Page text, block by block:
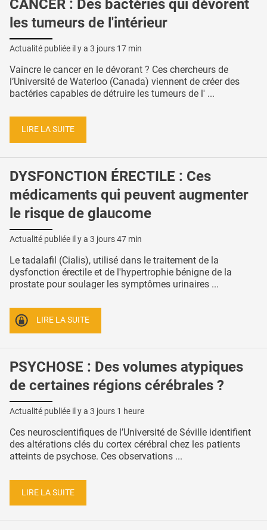
CANCER : Des bactéries qui dévorent
les tumeurs de l'intérieur
Actualité publiée il y a 3 jours 17 min
Vaincre le cancer en le dévorant ? Ces chercheurs de
l’Université de Waterloo (Canada) viennent de créer des
bactéries capables de détruire les tumeurs de l' ...
LIRE LA SUITE
DYSFONCTION ÉRECTILE : Ces
médicaments qui peuvent augmenter
le risque de glaucome
Actualité publiée il y a 3 jours 47 min
Le tadalafil (Cialis), utilisé dans le traitement de la
dysfonction érectile et de l'hypertrophie bénigne de la
prostate pour soulager les symptômes urinaires ...
LIRE LA SUITE
PSYCHOSE : Des volumes atypiques
de certaines régions cérébrales ?
Actualité publiée il y a 3 jours 1 heure
Ces neuroscientifiques de l’Université de Séville identifient
des altérations clés du cortex cérébral chez les patients
atteints de psychose. Ces observations ...
LIRE LA SUITE